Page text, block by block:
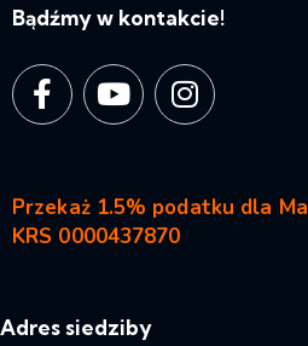
Bądźmy w kontakcie!
Przekaż 1.5% podatku dla
KRS 0000437870
Adres siedziby